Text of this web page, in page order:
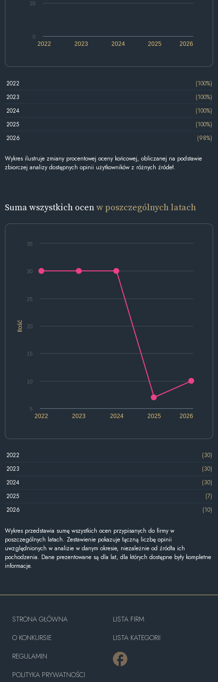
2022 2024 2026
2023 2025
0
20
2022
(100%)
2023
(100%)
2024
(100%)
2025
(100%)
2026
(98%)
Wykres ilustruje zmiany procentowej oceny końcowej, obliczanej na podstawie
zbiorczej analizy dostępnych opinii użytkowników z różnych źródeł.
Suma wszystkich ocenw poszczególnych latach
Ilość
2022 2024 2026
2023 2025
5
10
15
20
25
30
35
2022
(30)
2023
(30)
2024
(30)
2025
(7)
2026
(10)
Wykres przedstawia sumę wszystkich ocen przypisanych do firmy w
poszczególnych latach. Zestawienie pokazuje łączną liczbę opinii
uwzględnionych w analizie w danym okresie, niezależnie od źródła ich
pochodzenia. Dane prezentowane są dla lat, dla których dostępne były kompletne
informacje.
STRONA GŁÓWNA
O KONKURSIE
REGULAMIN
POLITYKA PRYWATNOŚCI
LISTA FIRM
LISTA KATEGORII